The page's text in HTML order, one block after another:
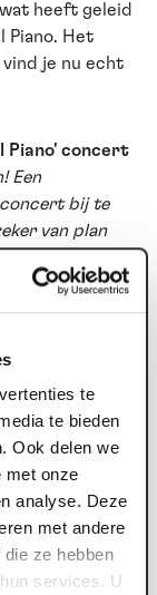
te
te bieden
Ook delen we
met onze
analyse. Deze
met andere
ze hebben
services. U
heeft geleid
Piano. Het
vind je nu echt
Piano' concert
Een
concert bij te
van plan
en dat
'Top!
van de dag.'
maar
meegebracht